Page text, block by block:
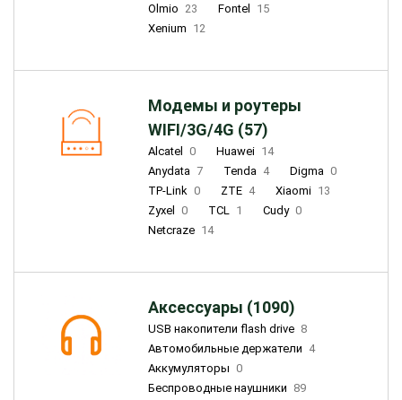
Olmio 23 Fontel
15
Xenium 12
Модемы и роутеры
WIFI/3G/4G (57)
Alcatel 0 Huawei 14
Anydata 7 Tenda 4 Digma 0
TP-Link 0 ZTE 4 Xiaomi 13
Zyxel
0 TCL 1 Cudy 0
Netcraze 14
Аксессуары (1090)
USB накопители flash drive 8
Автомобильные держатели 4
Аккумуляторы 0
Беспроводные наушники 89